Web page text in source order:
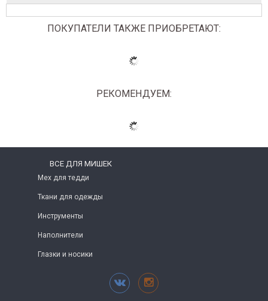
ПОКУПАТЕЛИ ТАКЖЕ ПРИОБРЕТАЮТ:
РЕКОМЕНДУЕМ:
ВСЕ ДЛЯ МИШЕК
Мех для тедди
Ткани для одежды
Инструменты
Наполнители
Глазки и носики